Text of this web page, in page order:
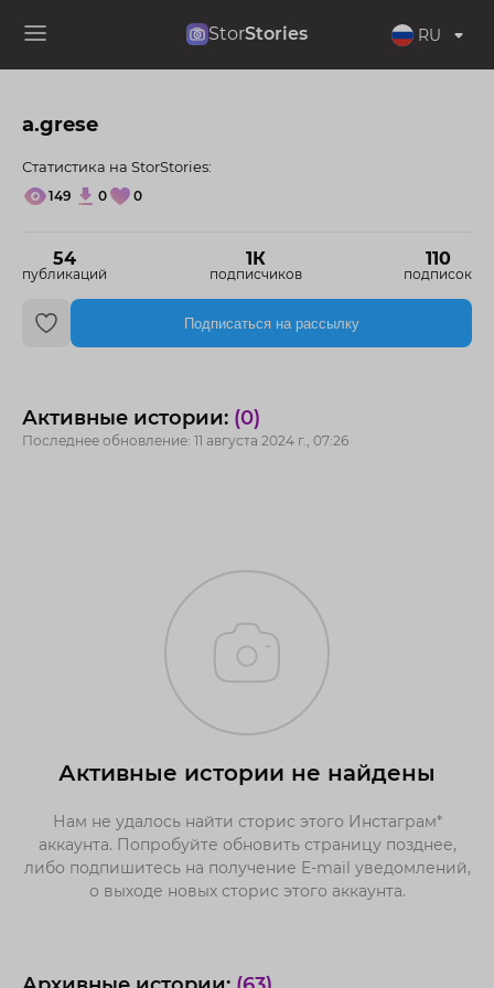
StorStories RU
a.grese
54
публикаций
1К
подписчиков
110
подписок
Статистика на StorStories:
149 0 0
Подписаться на рассылку
Активные истории: (0)
Последнее обновление: 11 августа 2024 г., 07:26
Активные истории не найдены
Нам не удалось найти сторис этого Инстаграм*
аккаунта. Попробуйте обновить страницу позднее,
либо подпишитесь на получение E-mail уведомлений,
о выходе новых сторис этого аккаунта.